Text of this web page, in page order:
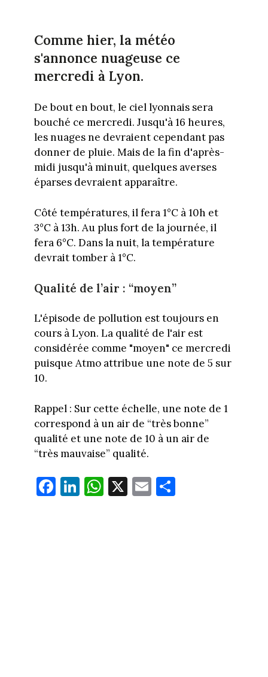
Comme hier, la météo
s'annonce nuageuse ce
mercredi à Lyon.
De bout en bout, le ciel lyonnais sera
bouché ce mercredi. Jusqu'à 16 heures,
les nuages ne devraient cependant pas
donner de pluie. Mais de la fin d'après-
midi jusqu'à minuit, quelques averses
éparses devraient apparaître.
Côté températures, il fera 1°C à 10h et
3°C à 13h. Au plus fort de la journée, il
fera 6°C. Dans la nuit, la température
devrait tomber à 1°C.
Qualité de l’air : “moyen”
L'épisode de pollution est toujours en
cours à Lyon. La qualité de l'air est
considérée comme "moyen" ce mercredi
puisque Atmo attribue une note de 5 sur
10.
Rappel : Sur cette échelle, une note de 1
correspond à un air de “très bonne”
qualité et une note de 10 à un air de
“très mauvaise” qualité.
Fa
ce
Li
nk
W
ha
X E
m
Pa
rt